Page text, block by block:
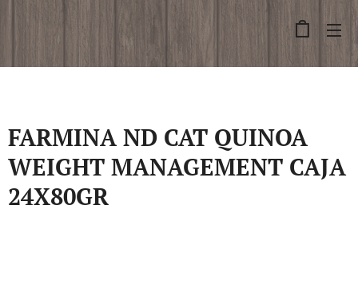
FARMINA ND CAT QUINOA
WEIGHT MANAGEMENT CAJA
24X80GR